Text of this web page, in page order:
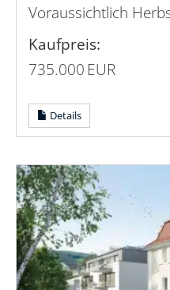
Voraussichtlich
Kaufpreis:
735.000 EUR
Details